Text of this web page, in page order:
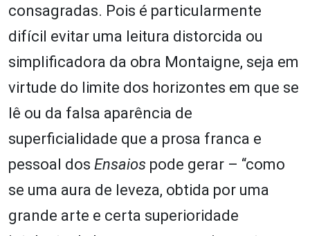
consagradas. Pois é particularmente
difícil evitar uma leitura distorcida ou
simplificadora da obra Montaigne, seja em
virtude do limite dos horizontes em que se
lê ou da falsa aparência de
superficialidade que a prosa franca e
pessoal dos Ensaios pode gerar – “como
se uma aura de leveza, obtida por uma
grande arte e certa superioridade